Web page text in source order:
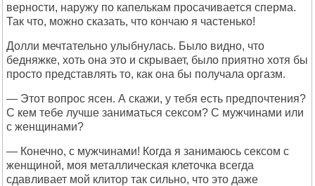
верности, наружу по капелькам просачивается сперма.
Так что, можно сказать, что кончаю я частенько!
Долли мечтательно улыбнулась. Было видно, что
бедняжке, хоть она это и скрывает, было приятно хотя бы
просто представлять то, как она бы получала оргазм.
— Этот вопрос ясен. А скажи, у тебя есть предпочтения?
С кем тебе лучше заниматься сексом? С мужчинами или
с женщинами?
— Конечно, с мужчинами! Когда я занимаюсь сексом с
женщиной, моя металлическая клеточка всегда
сдавливает мой клитор так сильно, что это даже